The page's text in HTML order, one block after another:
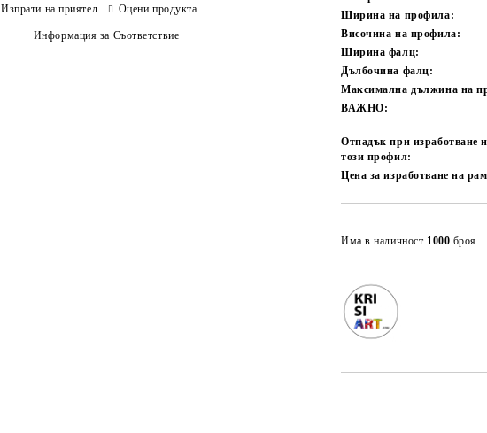
Ширина на профила:
Височина на профила:
Ширина фалц:
Дълбочина фалц:
Максимална дължина на
ВАЖНО:
Отпадък при изработване
този профил:
Цена за изработване на
Има в наличност 1000 броя
Изпрати на приятел Оцени продукта
Информация за Съответствие